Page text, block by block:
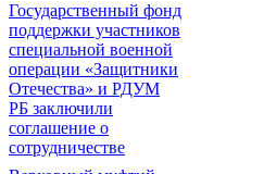
Государственный фонд
поддержки участников
специальной военной
операции «Защитники
Отечества» и РДУМ
РБ заключили
соглашение о
сотрудничестве